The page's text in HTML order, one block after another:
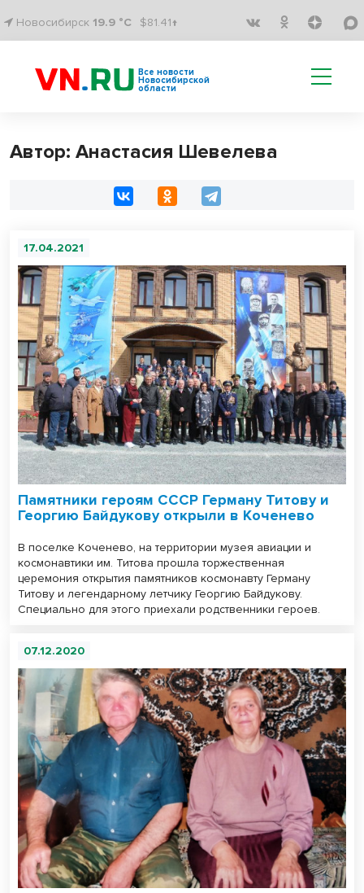
Новосибирск 19.9 °C $81.41↑
Все новости
Новосибирской
области
Автор: Анастасия Шевелева
17.04.2021
Памятники героям СССР Герману Титову и
Георгию Байдукову открыли в Коченево
В поселке Коченево, на территории музея авиации и
космонавтики им. Титова прошла торжественная
церемония открытия памятников космонавту Герману
Титову и легендарному летчику Георгию Байдукову.
Специально для этого приехали родственники героев.
07.12.2020